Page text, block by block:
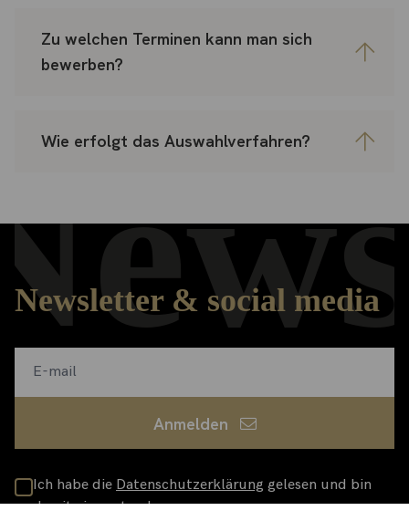
Zu welchen Terminen kann man sich
bewerben?
Wie erfolgt das Auswahlverfahren?
Newsletter & social media
Anmelden
Ich habe die Datenschutzerklärung gelesen und bin
damit einverstanden